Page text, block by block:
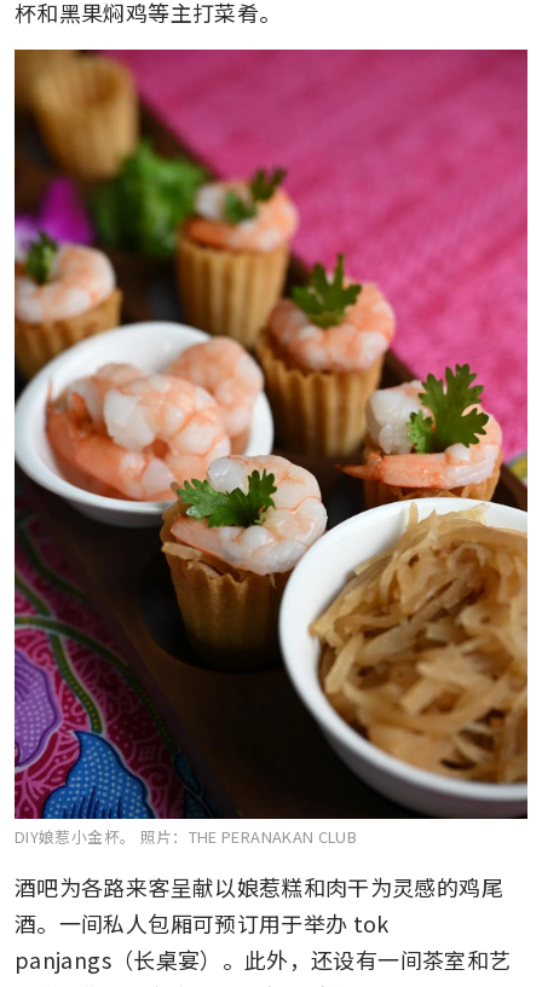
杯和黑果焖鸡等主打菜肴。
DIY娘惹小金杯。 照片：THE PERANAKAN CLUB
酒吧为各路来客呈献以娘惹糕和肉干为灵感的鸡尾
酒。一间私人包厢可预订用于举办 tok
panjangs（长桌宴）。此外，还设有一间茶室和艺